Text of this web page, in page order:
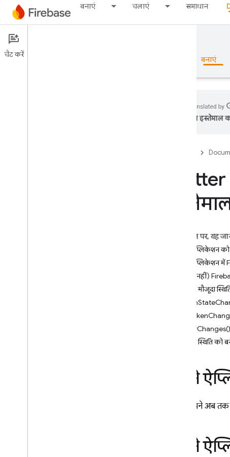
बनाएं चलाएं समाधान
Documentation
खास जानकारी बनाएं
का इस्तेमाल
इस पेज पर, यह
अपने ऐप्लिकेशन
अपने ऐप्लिकेशन में
(ज़रूरी नहीं)
पुष्टि की मौजूदा
userChanges()
पुष्टि की स्थिति को
अपने
अगर आपने अब तक
अपने
चैट करें